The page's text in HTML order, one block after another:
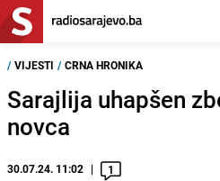
/ VIJESTI / CRNA HRONIKA
Sarajlija uhapšen
novca
30.07.24. 11:02 1